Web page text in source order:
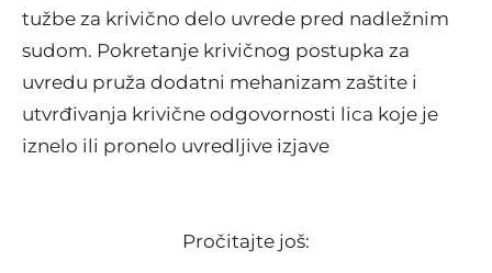
tužbe za krivično delo uvrede pred nadležnim
sudom. Pokretanje krivičnog postupka za
uvredu pruža dodatni mehanizam zaštite i
utvrđivanja krivične odgovornosti lica koje je
iznelo ili pronelo uvredljive izjave
Pročitajte još: